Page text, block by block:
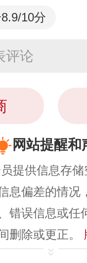
10分
评论
网站提醒和
提供信息存
息偏差的情况
错误信息或任
删除或更正。
内容（文字